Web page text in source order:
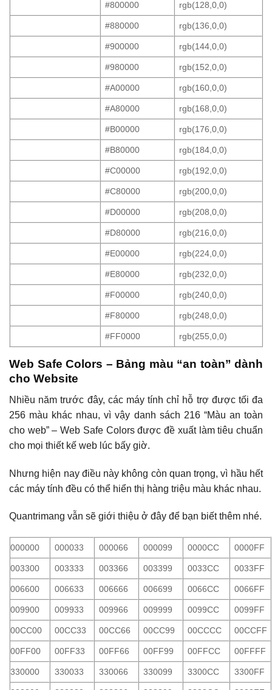
#800000 rgb(128,0,0)
#880000 rgb(136,0,0)
#900000 rgb(144,0,0)
#980000 rgb(152,0,0)
#A00000 rgb(160,0,0)
#A80000 rgb(168,0,0)
#B00000 rgb(176,0,0)
#B80000 rgb(184,0,0)
#C00000 rgb(192,0,0)
#C80000 rgb(200,0,0)
#D00000 rgb(208,0,0)
#D80000 rgb(216,0,0)
#E00000 rgb(224,0,0)
#E80000 rgb(232,0,0)
#F00000 rgb(240,0,0)
#F80000 rgb(248,0,0)
#FF0000 rgb(255,0,0)
Web Safe Colors – Bảng màu “an toàn” dành
cho Website
Nhiều năm trước đây, các máy tính chỉ hỗ trợ được tối đa
256 màu khác nhau, vì vậy danh sách 216 “Màu an toàn
cho web” – Web Safe Colors được đề xuất làm tiêu chuẩn
cho mọi thiết kế web lúc bấy giờ.
Nhưng hiện nay điều này không còn quan trọng, vì hầu hết
các máy tính đều có thể hiển thị hàng triệu màu khác nhau.
Quantrimang vẫn sẽ giới thiệu ở đây để bạn biết thêm nhé.
000000 000033 000066 000099 0000CC 0000FF
003300 003333 003366 003399 0033CC 0033FF
006600 006633 006666 006699 0066CC 0066FF
009900 009933 009966 009999 0099CC 0099FF
00CC00 00CC33 00CC66 00CC99 00CCCC 00CCFF
00FF00 00FF33 00FF66 00FF99 00FFCC 00FFFF
330000 330033 330066 330099 3300CC 3300FF